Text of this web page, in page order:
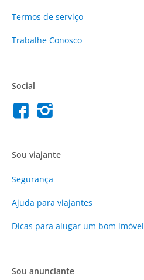
Termos de serviço
Trabalhe Conosco
Social
Sou viajante
Segurança
Ajuda para viajantes
Dicas para alugar um bom imóvel
Sou anunciante